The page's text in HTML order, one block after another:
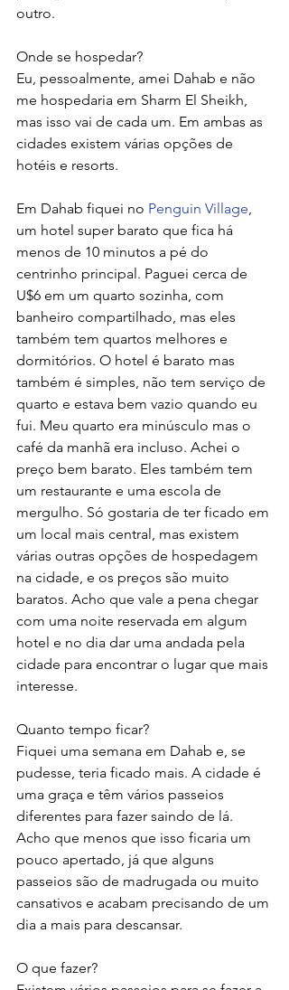
outro.
Onde se hospedar?
Eu, pessoalmente, amei Dahab e não
me hospedaria em Sharm El Sheikh,
mas isso vai de cada um. Em ambas as
cidades existem várias opções de
hotéis e resorts.
Em Dahab fiquei no Penguin Village,
um hotel super barato que fica há
menos de 10 minutos a pé do
centrinho principal. Paguei cerca de
U$6 em um quarto sozinha, com
banheiro compartilhado, mas eles
também tem quartos melhores e
dormitórios. O hotel é barato mas
também é simples, não tem serviço de
quarto e estava bem vazio quando eu
fui. Meu quarto era minúsculo mas o
café da manhã era incluso. Achei o
preço bem barato. Eles também tem
um restaurante e uma escola de
mergulho. Só gostaria de ter ficado em
um local mais central, mas existem
várias outras opções de hospedagem
na cidade, e os preços são muito
baratos. Acho que vale a pena chegar
com uma noite reservada em algum
hotel e no dia dar uma andada pela
cidade para encontrar o lugar que mais
interesse.
Quanto tempo ficar?
Fiquei uma semana em Dahab e, se
pudesse, teria ficado mais. A cidade é
uma graça e têm vários passeios
diferentes para fazer saindo de lá.
Acho que menos que isso ficaria um
pouco apertado, já que alguns
passeios são de madrugada ou muito
cansativos e acabam precisando de um
dia a mais para descansar.
O que fazer?